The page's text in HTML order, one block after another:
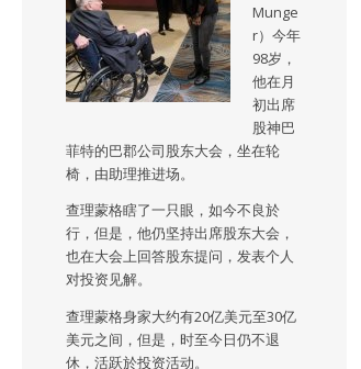
Munge
r）今年
98岁，
他在月
初出席
股神巴
菲特的巴郡公司股东大会，坐在轮
椅，由助理推进场。
查理蒙格瞎了一只眼，如今不良於
行，但是，他仍坚持出席股东大会，
也在大会上回答股东提问，发表个人
对投资见解。
查理蒙格身家大约有20亿美元至30亿
美元之间，但是，时至今日仍不退
休，活跃於投资活动。